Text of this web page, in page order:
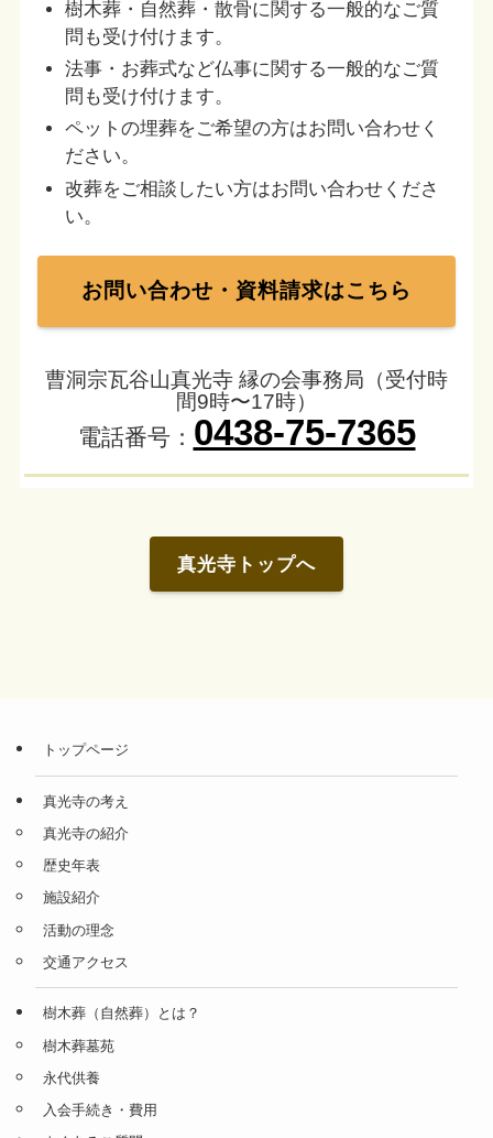
樹木葬・自然葬・散骨に関する一般的なご質
問も受け付けます。
法事・お葬式など仏事に関する一般的なご質
問も受け付けます。
ペットの埋葬をご希望の方はお問い合わせく
ださい。
改葬をご相談したい方はお問い合わせくださ
い。
お問い合わせ・資料請求はこちら
曹洞宗瓦谷山真光寺 縁の会事務局（受付時
間9時〜17時）
電話番号： 0438-75-7365
真光寺トップへ
トップページ
真光寺の考え
真光寺の紹介
歴史年表
施設紹介
活動の理念
交通アクセス
樹木葬（自然葬）とは？
樹木葬墓苑
永代供養
入会手続き・費用